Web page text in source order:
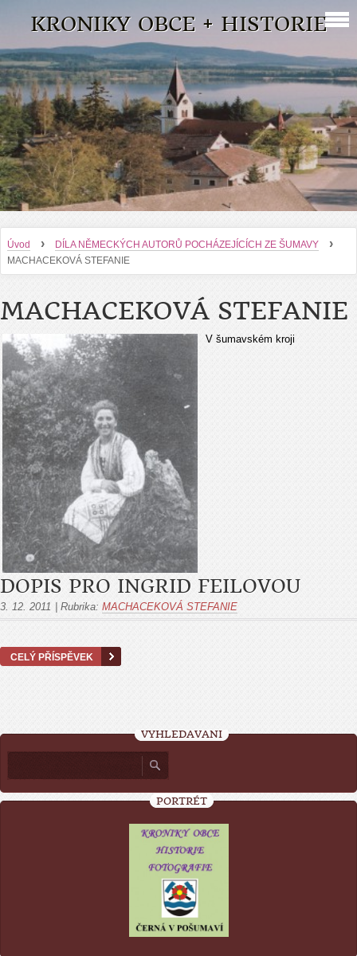
KRONIKY OBCE + HISTORIE
Úvod › DÍLA NĚMECKÝCH AUTORŮ POCHÁZEJÍCÍCH ZE ŠUMAVY ›
MACHACEKOVÁ STEFANIE
MACHACEKOVÁ STEFANIE
V šumavském kroji
DOPIS PRO INGRID FEILOVOU
3. 12. 2011 Rubrika: MACHACEKOVÁ STEFANIE
CELÝ PŘÍSPĚVEK
VYHLEDÁVÁNÍ
PORTRÉT